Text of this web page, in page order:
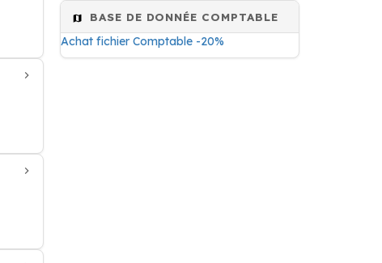
BASE DE DONNÉE COMPTABLE
Achat fichier Comptable -20%